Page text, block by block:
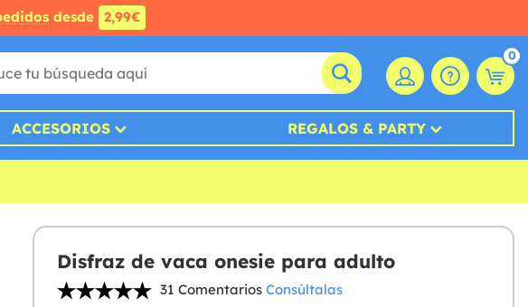
desde 2,99€
0
ACCESORIOS REGALOS & PARTY
Disfraz de vaca onesie para adulto
31 Comentarios Consúltalas